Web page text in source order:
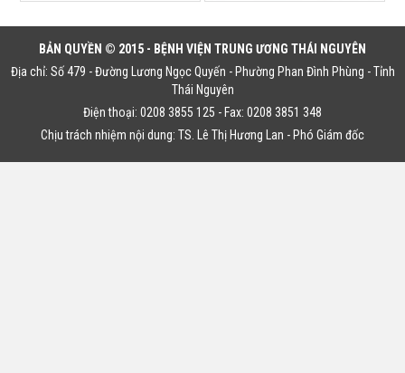
BẢN QUYỀN © 2015 - BỆNH VIỆN TRUNG ƯƠNG THÁI NGUYÊN
Địa chỉ: Số 479 - Đường Lương Ngọc Quyến - Phường Phan Đình Phùng - Tỉnh
Thái Nguyên
Điện thoại: 0208 3855 125 - Fax: 0208 3851 348
Chịu trách nhiệm nội dung: TS. Lê Thị Hương Lan - Phó Giám đốc